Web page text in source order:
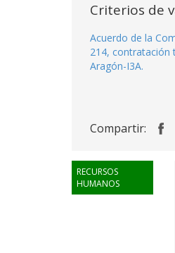
Criterios de
Acuerdo de la
214, contratación
Aragón-I3A.
Compartir:
RECURSOS
HUMANOS